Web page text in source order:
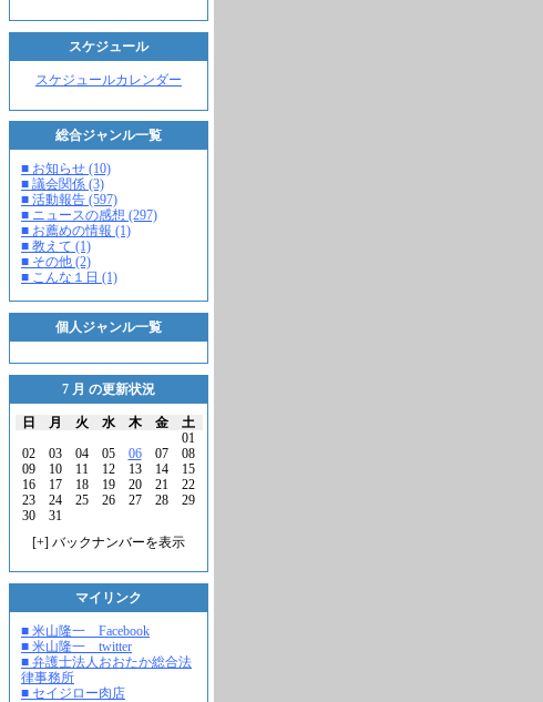
スケジュール
スケジュールカレンダー
総合ジャンル一覧
■ お知らせ (10)
■ 議会関係 (3)
■ 活動報告 (597)
■ ニュースの感想 (297)
■ お薦めの情報 (1)
■ 教えて (1)
■ その他 (2)
■ こんな１日 (1)
個人ジャンル一覧
7 月 の更新状況
日 月 火 水 木 金
土
01
02
03 04 05 06 07
08
09
10 11 12 13 14
15
16
17 18 19 20 21
22
23
24 25 26 27 28
29
30
31
[+] バックナンバーを表示
マイリンク
■ 米山隆一 Facebook
■ 米山隆一 twitter
■ 弁護士法人おおたか総合法
律事務所
■ セイジロー肉店